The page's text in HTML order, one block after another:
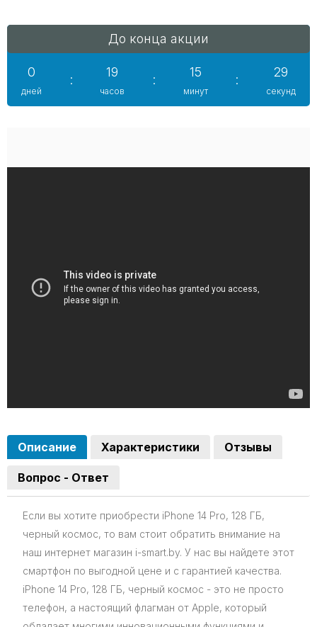
До конца акции
0
дней
:
19
часов
:
15
минут
:
28
секунд
Описание Характеристики Отзывы
Вопрос - Ответ
Если вы хотите приобрести iPhone 14 Pro, 128 ГБ,
черный космос, то вам стоит обратить внимание на
наш интернет магазин i-smart.by. У нас вы найдете этот
смартфон по выгодной цене и с гарантией качества.
iPhone 14 Pro, 128 ГБ, черный космос - это не просто
телефон, а настоящий флагман от Apple, который